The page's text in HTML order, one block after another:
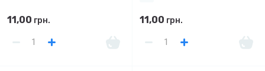
11,00 грн. 11,00 грн.